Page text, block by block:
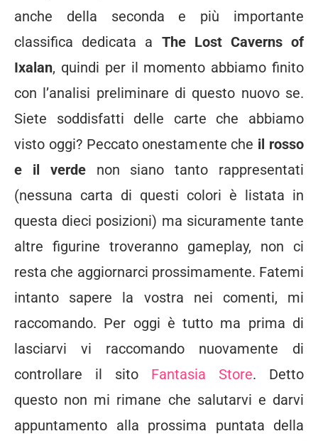
anche della seconda e più importante
classifica dedicata a The Lost Caverns of
Ixalan, quindi per il momento abbiamo finito
con l’analisi preliminare di questo nuovo se.
Siete soddisfatti delle carte che abbiamo
visto oggi? Peccato onestamente che il rosso
e il verdenon siano tanto rappresentati
(nessuna carta di questi colori è listata in
questa dieci posizioni) ma sicuramente tante
altre figurine troveranno gameplay, non ci
resta che aggiornarci prossimamente. Fatemi
intanto sapere la vostra nei comenti, mi
raccomando. Per oggi è tutto ma prima di
lasciarvi vi raccomando nuovamente di
controllare il sito Fantasia Store. Detto
questo non mi rimane che salutarvi e darvi
appuntamento alla prossima puntata della